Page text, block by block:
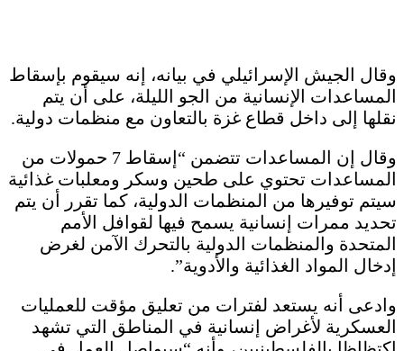
وقال الجيش الإسرائيلي في بيانه، إنه سيقوم بإسقاط
المساعدات الإنسانية من الجو الليلة، على أن يتم
نقلها إلى داخل قطاع غزة بالتعاون مع منظمات دولية.
وقال إن المساعدات تتضمن “إسقاط 7 حمولات من
المساعدات تحتوي على طحين وسكر ومعلبات غذائية
سيتم توفيرها من المنظمات الدولية، كما تقرر أن يتم
تحديد ممرات إنسانية يسمح فيها لقوافل الأمم
المتحدة والمنظمات الدولية بالتحرك الآمن لغرض
إدخال المواد الغذائية والأدوية”.
وادعى أنه يستعد لفترات من تعليق مؤقت للعمليات
العسكرية لأغراض إنسانية في المناطق التي تشهد